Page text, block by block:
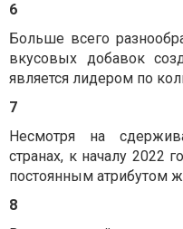
6
Больше всего
вкусовых добавок
является лидером по
7
Несмотря на
странах, к началу 2022
постоянным атрибутом
8